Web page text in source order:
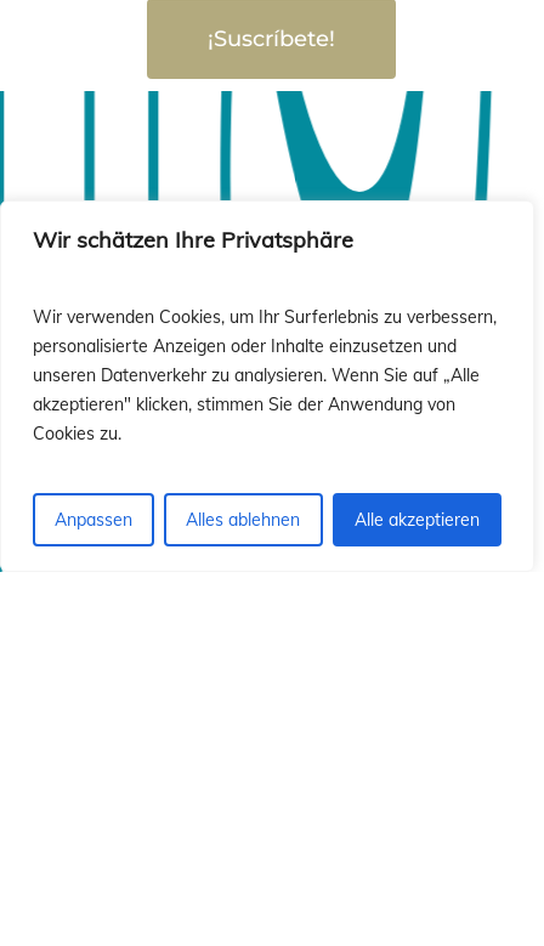
Wir schätzen Ihre Privatsphäre
Wir verwenden Cookies, um Ihr Surferlebnis zu verbessern,
personalisierte Anzeigen oder Inhalte einzusetzen und
unseren Datenverkehr zu analysieren. Wenn Sie auf „Alle
akzeptieren" klicken, stimmen Sie der Anwendung von
Cookies zu.
Anpassen Alles ablehnen Alle akzeptieren
¡Suscríbete!